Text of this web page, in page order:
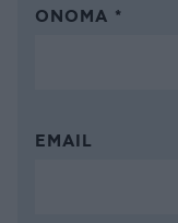
ΌΝΟΜΑ *
EMAIL